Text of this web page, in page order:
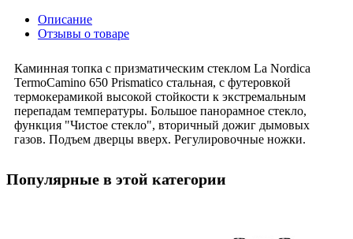
Описание
Отзывы о товаре
Каминная топка с призматическим стеклом La Nordica
TermoCamino 650 Prismatico стальная, с футеровкой
термокерамикой высокой стойкости к экстремальным
перепадам температуры. Большое панорамное стекло,
функция "Чистое стекло", вторичный дожиг дымовых
газов. Подъем дверцы вверх. Регулировочные ножки.
Популярные в этой категории